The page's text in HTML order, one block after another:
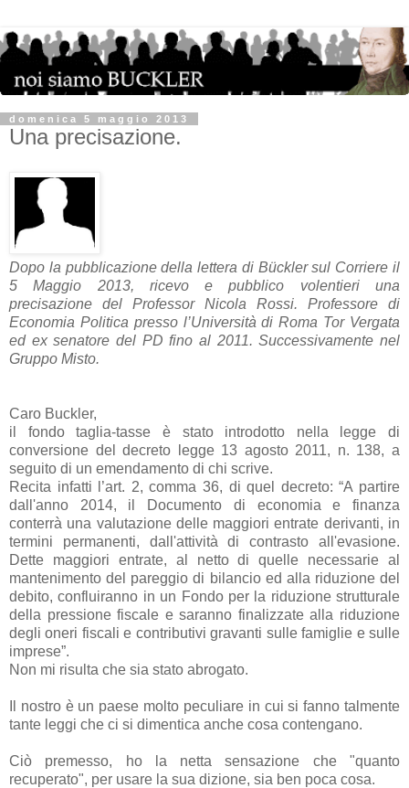
domenica 5 maggio 2013
Una precisazione.
Dopo la pubblicazione della lettera di Bückler sul Corriere il
5 Maggio 2013, ricevo e pubblico volentieri una
precisazione del Professor Nicola Rossi. Professore di
Economia Politica presso l’Università di Roma Tor Vergata
ed ex senatore del PD fino al 2011. Successivamente nel
Gruppo Misto.
Caro Buckler,
il fondo taglia-tasse è stato introdotto nella legge di
conversione del decreto legge 13 agosto 2011, n. 138, a
seguito di un emendamento di chi scrive.
Recita infatti l’art. 2, comma 36, di quel decreto: “A partire
dall'anno 2014, il Documento di economia e finanza
conterrà una valutazione delle maggiori entrate derivanti, in
termini permanenti, dall'attività di contrasto all'evasione.
Dette maggiori entrate, al netto di quelle necessarie al
mantenimento del pareggio di bilancio ed alla riduzione del
debito, confluiranno in un Fondo per la riduzione strutturale
della pressione fiscale e saranno finalizzate alla riduzione
degli oneri fiscali e contributivi gravanti sulle famiglie e sulle
imprese”.
Non mi risulta che sia stato abrogato.
Il nostro è un paese molto peculiare in cui si fanno talmente
tante leggi che ci si dimentica anche cosa contengano.
Ciò premesso, ho la netta sensazione che "quanto
recuperato", per usare la sua dizione, sia ben poca cosa.